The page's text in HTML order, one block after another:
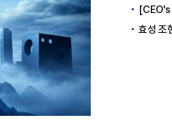
[CEO's
효성 조